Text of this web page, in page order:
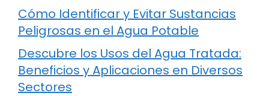
Cómo Identificar y Evitar Sustancias
Peligrosas en el Agua Potable
Descubre los Usos del Agua Tratada:
Beneficios y Aplicaciones en Diversos
Sectores